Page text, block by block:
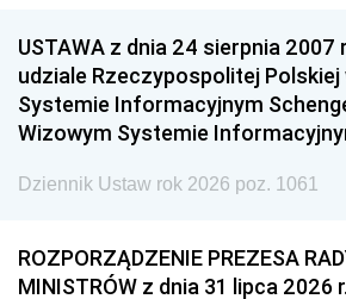
USTAWA z dnia 24 sierpnia 2007
udziale Rzeczypospolitej Polskiej
Systemie Informacyjnym
Wizowym Systemie
Dziennik Ustaw rok 2026 poz. 1061
ROZPORZĄDZENIE PREZESA
MINISTRÓW z dnia 31 lipca 2026